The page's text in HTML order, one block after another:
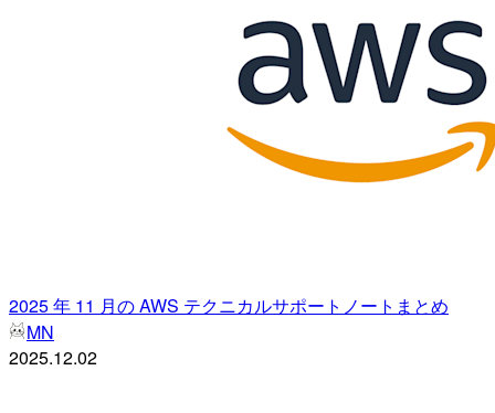
2025 年 11 月の AWS テクニカルサポートノートまとめ
MN
2025.12.02